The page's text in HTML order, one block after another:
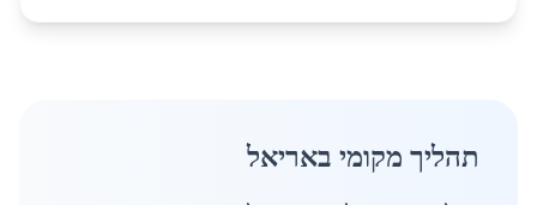
תהליך מקומי באריאל